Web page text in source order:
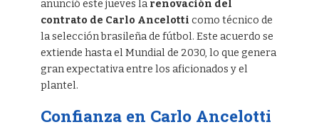
anunció este jueves la renovación del
contrato de Carlo Ancelotti como técnico de
la selección brasileña de fútbol. Este acuerdo se
extiende hasta el Mundial de 2030, lo que genera
gran expectativa entre los aficionados y el
plantel.
Confianza en Carlo Ancelotti